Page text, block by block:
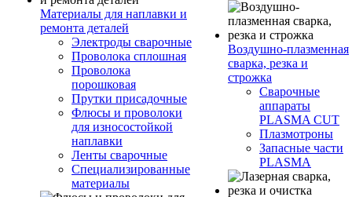
Материалы для наплавки и
ремонта деталей
Электроды сварочные
Проволока сплошная
Проволока
порошковая
Прутки присадочные
Флюсы и проволоки
для износостойкой
наплавки
Ленты сварочные
Специализированные
материалы
Воздушно-плазменная
сварка, резка и
строжка
Сварочные
аппараты
PLASMA CUT
Плазмотроны
Запасные части
PLASMA